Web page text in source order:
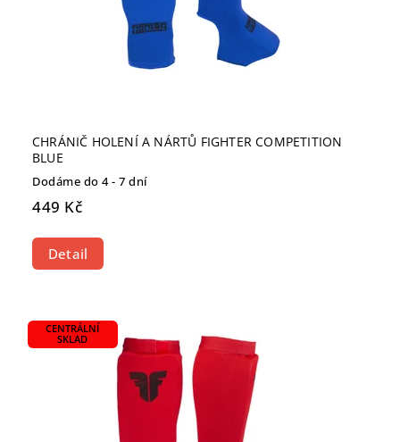
CHRÁNIČ HOLENÍ A NÁRTŮ FIGHTER COMPETITION
BLUE
Dodáme do 4 - 7 dní
449 Kč
Detail
CENTRÁLNÍ
SKLAD